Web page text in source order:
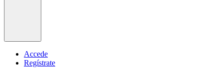
Accede
Regístrate